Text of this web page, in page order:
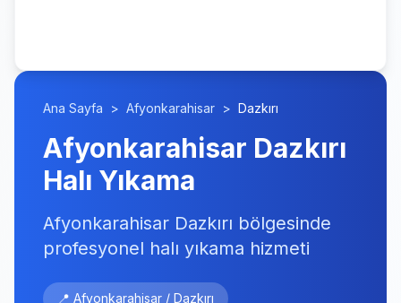
Ana Sayfa > Afyonkarahisar > Dazkırı
Afyonkarahisar Dazkırı
Halı Yıkama
Afyonkarahisar Dazkırı bölgesinde
profesyonel halı yıkama hizmeti
📍 Afyonkarahisar / Dazkırı